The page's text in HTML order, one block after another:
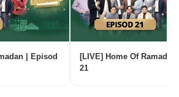
| Episod
[LIVE] Home Of
21